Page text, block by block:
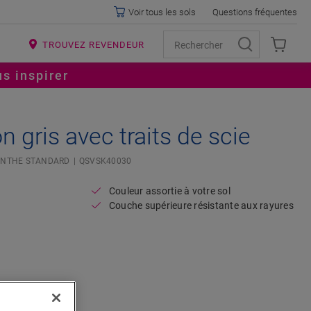
TROUVEZ REVENDEUR
Voir tous les sols Questions fréquentes
inspirer
gris avec traits de scie
STANDARD QSVSK40030
Couleur assortie à votre sol
Couche supérieure résistante aux rayures